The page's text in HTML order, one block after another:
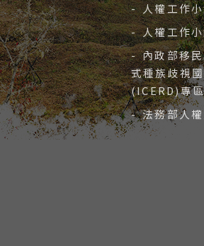
- 人權工作
- 人權工作
- 內政部移
式種族歧視
(ICERD)專
- 法務部人